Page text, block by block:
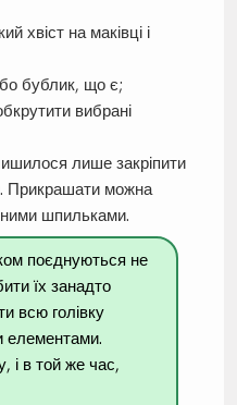
хвіст на маківці і
бублик, що є;
вибрані
лише закріпити
Прикрашати можна
шпильками.
поєднуються не
їх занадто
всю голівку
елементами.
і в той же час,